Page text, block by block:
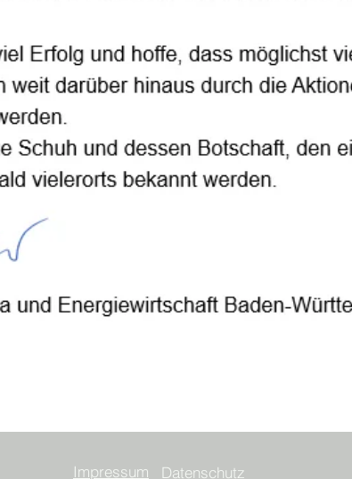
Impressum Datenschutz